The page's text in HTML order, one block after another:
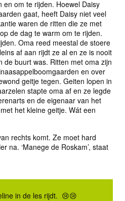
om te rijden. Hoewel Daisy
gaat, heeft Daisy niet veel
waren de ritten die ze met
de dag te warm om te rijden.
Oma reed meestal de stoere
af aan rijdt ze al en ze is nooit
buurt was. Ritten met oma zijn
en over
geitje tegen. Geiten lopen in
stapte oma af en ze legde
en de eigenaar van het
het kleine geitje. Wát een
rechts komt. Ze moet hard
na. ‘Manege de Roskam’, staat
in de les rijdt. 😢😢